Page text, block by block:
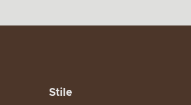
Stile